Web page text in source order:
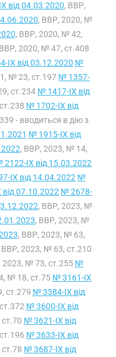
від 04.03.2020, ВВР,
, ВВР, 2020, №
, ВВР, 2020, № 42,
2020, № 47, ст.408
IX від 03.12.2020 №
№ 23, ст.197 № 1357-
ст.234 № 1417-IX від
№ 1702-IX від
- вводиться в дію з
№ 1915-IX від
, ВВР, 2023, № 14,
2122-IX від 15.03.2022
IX від 14.04.2022 №
07.10.2022 № 2678-
, ВВР, 2023, №
, ВВР, 2023, №
, ВВР, 2023, № 63,
ВВР, 2023, № 63, ст.210
2023, № 73, ст.255 №
№ 18, ст.75 № 3161-IX
ст.279 № 3384-IX від
№ 3600-IX від
№ 3621-IX від
№ 3633-IX від
№ 3687-IX від